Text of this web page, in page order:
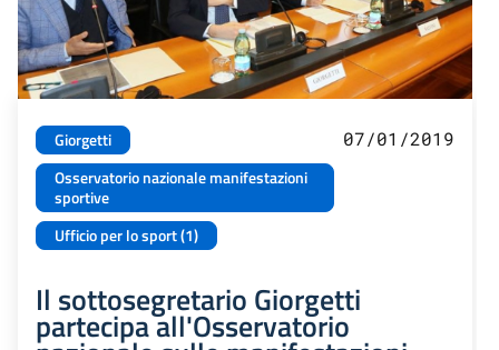
Giorgetti
Osservatorio nazionale manifestazioni
sportive
Ufficio per lo sport (1)
07/01/2019
Il sottosegretario Giorgetti
partecipa all'Osservatorio